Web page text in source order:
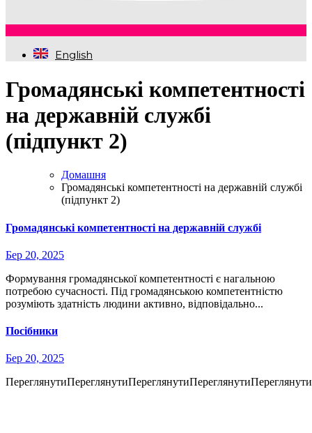
English
Громадянські компетентності
на державній службі
(підпункт 2)
Домашня
Громадянські компетентності на державній службі
(підпункт 2)
Громадянські компетентності на державній службі
Бер 20, 2025
Формування громадянської компетентності є нагальною
потребою сучасності. Під громадянською компетентністю
розуміють здатність людини активно, відповідально...
Посібники
Бер 20, 2025